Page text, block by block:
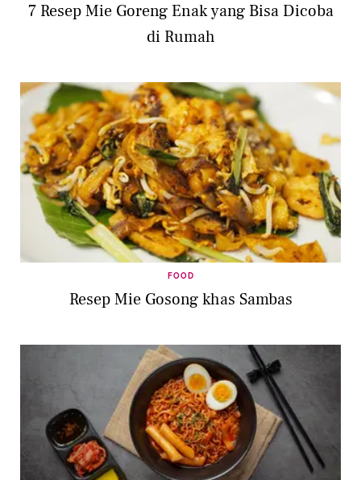
7 Resep Mie Goreng Enak yang Bisa Dicoba
di Rumah
FOOD
Resep Mie Gosong khas Sambas